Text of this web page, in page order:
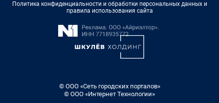
Политика конфиденциальности и обработки персональных данных и
правила использования сайта
© ООО «Сеть городских порталов»
© ООО «Интернет Технологии»